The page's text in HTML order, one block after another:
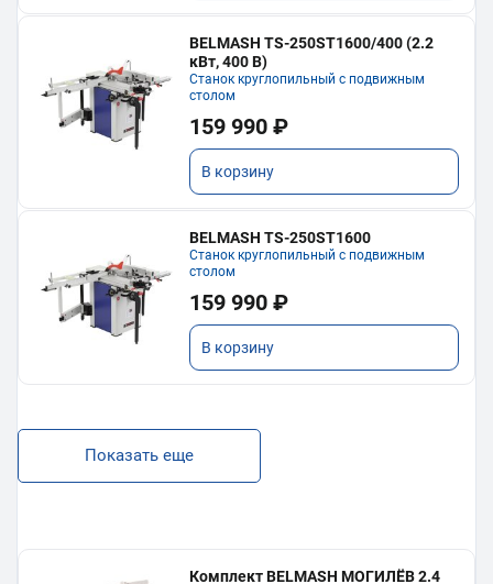
BELMASH TS-250ST1600/400 (2.2
кВт, 400 В)
Станок круглопильный с подвижным
столом
159 990 ₽
В корзину
BELMASH TS-250ST1600
Станок круглопильный с подвижным
столом
159 990 ₽
В корзину
Показать еще
Комплект BELMASH МОГИЛЁВ 2.4